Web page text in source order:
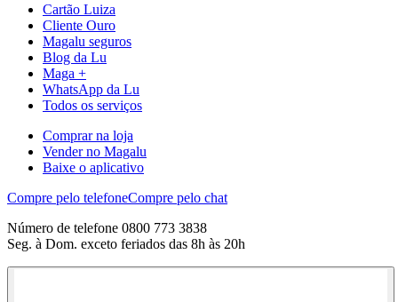
Cartão Luiza
Cliente Ouro
Magalu seguros
Blog da Lu
Maga +
WhatsApp da Lu
Todos os serviços
Comprar na loja
Vender no Magalu
Baixe o aplicativo
Compre pelo telefoneCompre pelo chat
Número de telefone 0800 773 3838
Seg. à Dom. exceto feriados das 8h às 20h